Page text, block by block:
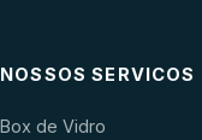
NOSSOS SERVICOS
Box de Vidro